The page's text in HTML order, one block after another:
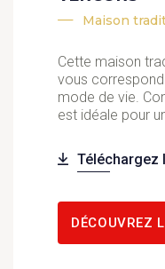
Maison
Cette maison
vous
mode de vie.
est idéale pour
Téléchargez
DÉCOUVREZ